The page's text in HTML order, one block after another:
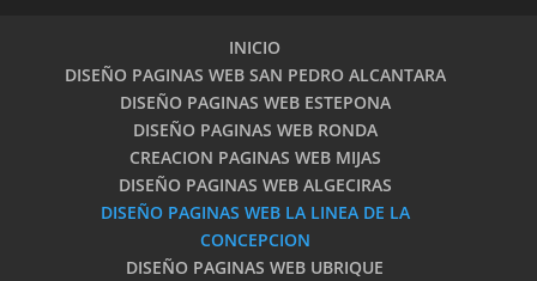
INICIO
DISEÑO PAGINAS WEB SAN PEDRO ALCANTARA
DISEÑO PAGINAS WEB ESTEPONA
DISEÑO PAGINAS WEB RONDA
CREACION PAGINAS WEB MIJAS
DISEÑO PAGINAS WEB ALGECIRAS
DISEÑO PAGINAS WEB LA LINEA DE LA
CONCEPCION
DISEÑO PAGINAS WEB UBRIQUE